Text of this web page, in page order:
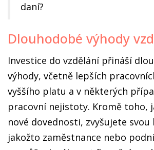
daní?
Dlouhodobé výhody
Investice do vzdělání přináší
výhody, včetně lepších
vyššího platu a v některých
pracovní nejistoty. Kromě toho,
nové dovednosti, zvyšujete svou
jakožto zaměstnance nebo